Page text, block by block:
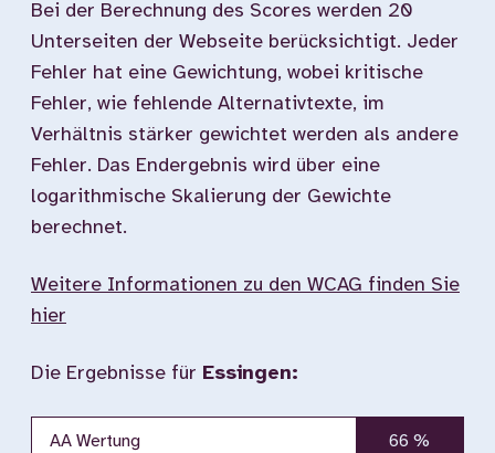
Bei der Berechnung des Scores werden 20
Unterseiten der Webseite berücksichtigt. Jeder
Fehler hat eine Gewichtung, wobei kritische
Fehler, wie fehlende Alternativtexte, im
Verhältnis stärker gewichtet werden als andere
Fehler. Das Endergebnis wird über eine
logarithmische Skalierung der Gewichte
berechnet.
Weitere Informationen zu den WCAG finden Sie
hier
Die Ergebnisse für Essingen:
AA Wertung 66 %